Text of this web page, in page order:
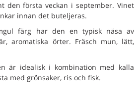
den första veckan i september. Vinet
innan det buteljeras.
färg har den en typisk näsa av
aromatiska örter. Fräsch mun, lätt,
är idealisk i kombination med kalla
med grönsaker, ris och fisk.